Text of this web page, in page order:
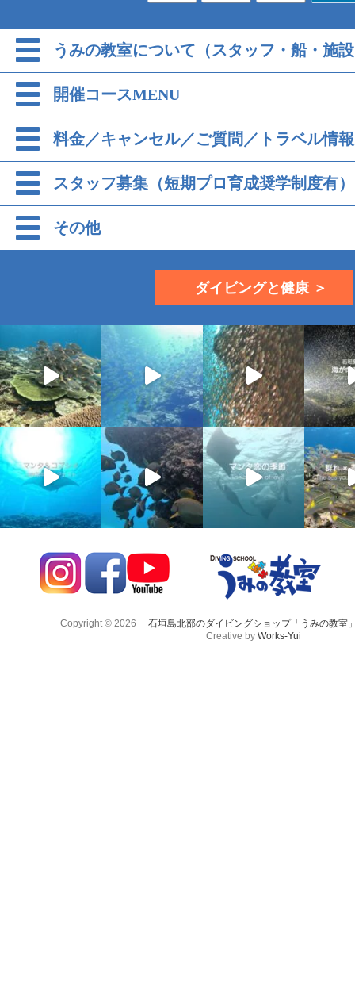
うみの教室について（スタッフ・船・施
開催コースMENU
料金／キャンセル／ご質問／トラベル情報
スタッフ募集（短期プロ育成奨学制度有）
その他
ダイビングと健康 ＞
Copyright © 2026
石垣島北部のダイビングショップ「うみの教室
Creative by Works-Yui